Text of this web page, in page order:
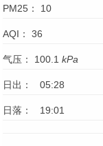
PM25： 10
AQI： 36
气压： 100.1 kPa
日出： 05:28
日落： 19:01